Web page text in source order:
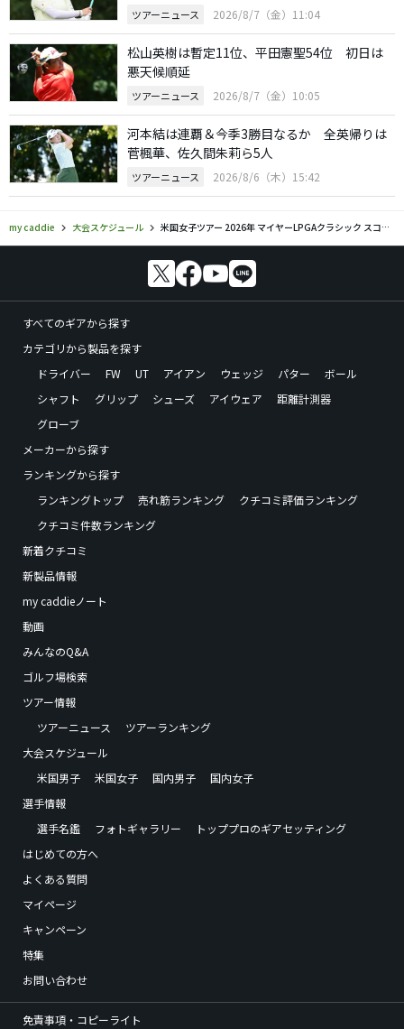
ツアーニュース 2026/8/7（金）11:04
松山英樹は暫定11位、平田憲聖54位 初日は
悪天候順延
ツアーニュース 2026/8/7（金）10:05
河本結は連覇＆今季3勝目なるか 全英帰りは
菅楓華、佐久間朱莉ら5人
ツアーニュース 2026/8/6（木）15:42
my caddie 大会スケジュール 米国女子ツアー 2026年 マイヤーLPGAクラシック スコア速報 結果 リーダーボード
すべてのギアから探す
カテゴリから製品を探す
ドライバー
FW UT アイアン ウェッジ パター
ボール
シャフト
グリップ シューズ アイウェア
距離計測器
グローブ
メーカーから探す
ランキングから探す
ランキングトップ
売れ筋ランキング
クチコミ評価ランキング
クチコミ件数ランキング
新着クチコミ
新製品情報
my caddieノート
動画
みんなのQ&A
ゴルフ場検索
ツアー情報
ツアーニュース
ツアーランキング
大会スケジュール
米国男子
米国女子 国内男子
国内女子
選手情報
選手名鑑
フォトギャラリー
トッププロのギアセッティング
はじめての方へ
よくある質問
マイページ
キャンペーン
特集
お問い合わせ
免責事項・コピーライト